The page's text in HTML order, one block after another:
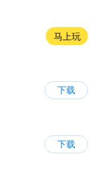
马上玩
下载
下载